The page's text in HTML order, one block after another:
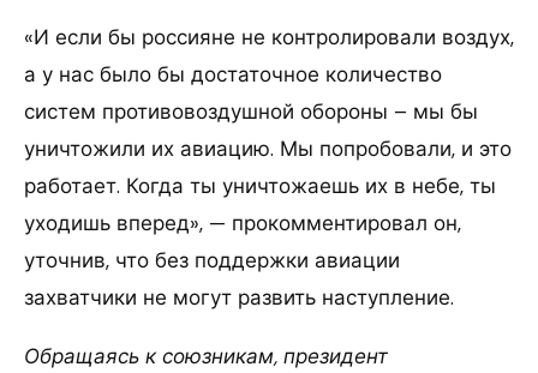
«И если бы россияне не контролировали воздух,
а у нас было бы достаточное количество
систем противовоздушной обороны – мы бы
уничтожили их авиацию. Мы попробовали, и это
работает. Когда ты уничтожаешь их в небе, ты
уходишь вперед», — прокомментировал он,
уточнив, что без поддержки авиации
захватчики не могут развить наступление.
Обращаясь к союзникам, президент